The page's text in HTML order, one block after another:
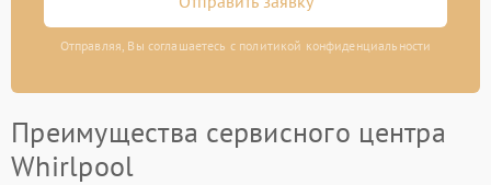
Отправляя, Вы соглашаетесь с политикой конфиденциальности
Преимущества сервисного центра
Whirlpool